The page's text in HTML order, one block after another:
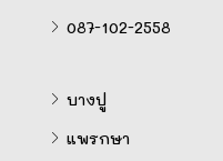
087-102-2558
บางปู
แพรกษา